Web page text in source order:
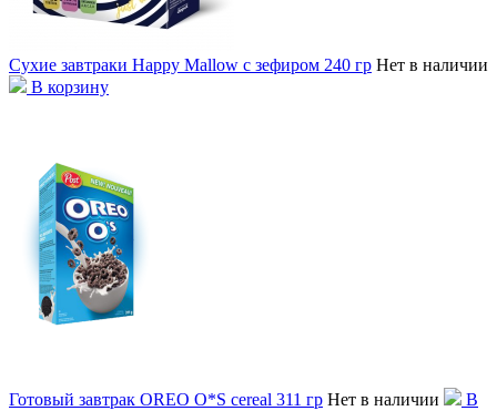
Сухие завтраки Happy Mallow с зефиром 240 гр Нет в наличии
В корзину
Готовый завтрак OREO O*S cereal 311 гр Нет в наличии
В